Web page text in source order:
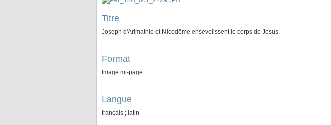
Titre
Joseph d'Arimathie et Nicodême ensevelissent le corps de Jesus.
Format
Image mi-page
Langue
français ; latin